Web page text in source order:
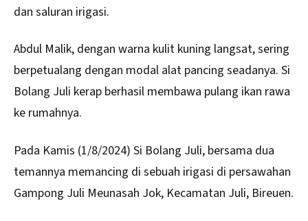
dan saluran irigasi.
Abdul Malik, dengan warna kulit kuning langsat, sering
berpetualang dengan modal alat pancing seadanya. Si
Bolang Juli kerap berhasil membawa pulang ikan rawa
ke rumahnya.
Pada Kamis (1/8/2024) Si Bolang Juli, bersama dua
temannya memancing di sebuah irigasi di persawahan
Gampong Juli Meunasah Jok, Kecamatan Juli, Bireuen.